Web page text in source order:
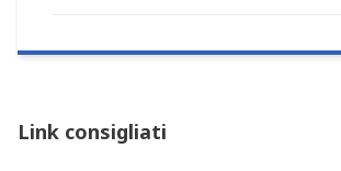
Link consigliati